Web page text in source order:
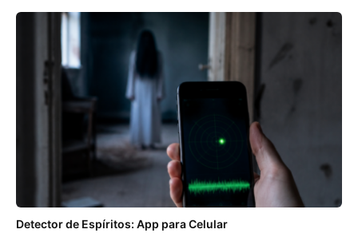
Detector de Espíritos: App para Celular